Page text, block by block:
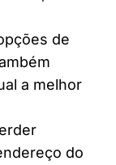
de
a melhor
do